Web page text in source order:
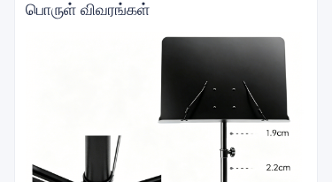
பொருள் விவரங்கள்